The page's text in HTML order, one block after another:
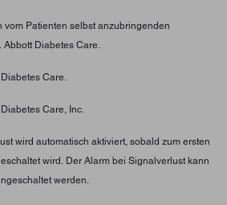
vom Patienten selbst anzubringenden
Abbott Diabetes Care.
Care.
Care, Inc.
wird automatisch aktiviert, sobald zum ersten
wird. Der Alarm bei Signalverlust kann
werden.